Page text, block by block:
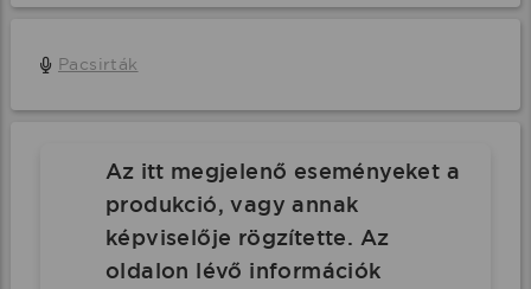
Pacsirták
Az itt megjelenő eseményeket a
produkció, vagy annak
képviselője rögzítette. Az
oldalon lévő információk